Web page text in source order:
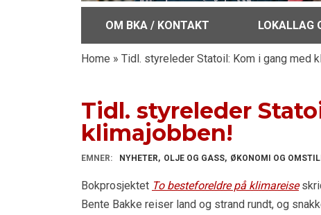
OM BKA / KONTAKT LOKALLAG
Home » Tidl. styreleder Statoil: Kom i gang med
Tidl. styreleder
klimajobben!
EMNER: NYHETER OLJE OG GASS ØKONOMI OG
Bokprosjektet To besteforeldre på klimareise
Bente Bakke reiser land og strand rundt, og